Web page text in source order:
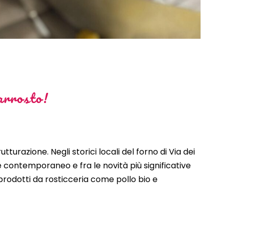
Negli storici locali del forno di Via dei
e fra le novità più significative
da rosticceria come pollo bio e